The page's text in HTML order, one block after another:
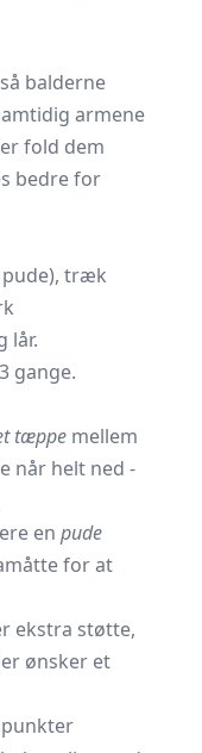
balderne
armene
fold dem
bedre for
pude), træk
lår.
gange.
tæppe mellem
når helt ned -
en pude
for at
ekstra støtte,
ønsker et